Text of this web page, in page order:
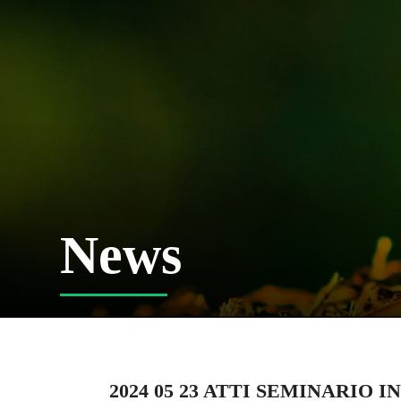
News
2024 05 23 ATTI SEMINARIO